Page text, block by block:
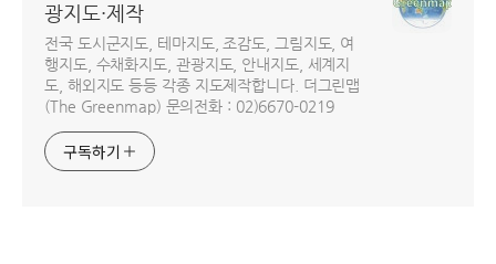
광지도·제작
전국 도시군지도, 테마지도, 조감도, 그림지도, 여
행지도, 수채화지도, 관광지도, 안내지도, 세계지
도, 해외지도 등등 각종 지도제작합니다. 더그린맵
(The Greenmap) 문의전화 : 02)6670-0219
구독하기